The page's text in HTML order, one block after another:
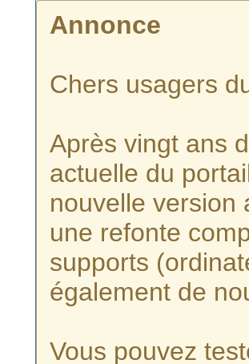
Annonce
Chers usagers
Après vingt ans
actuelle du
nouvelle version
une refonte
supports
également de
Vous pouvez